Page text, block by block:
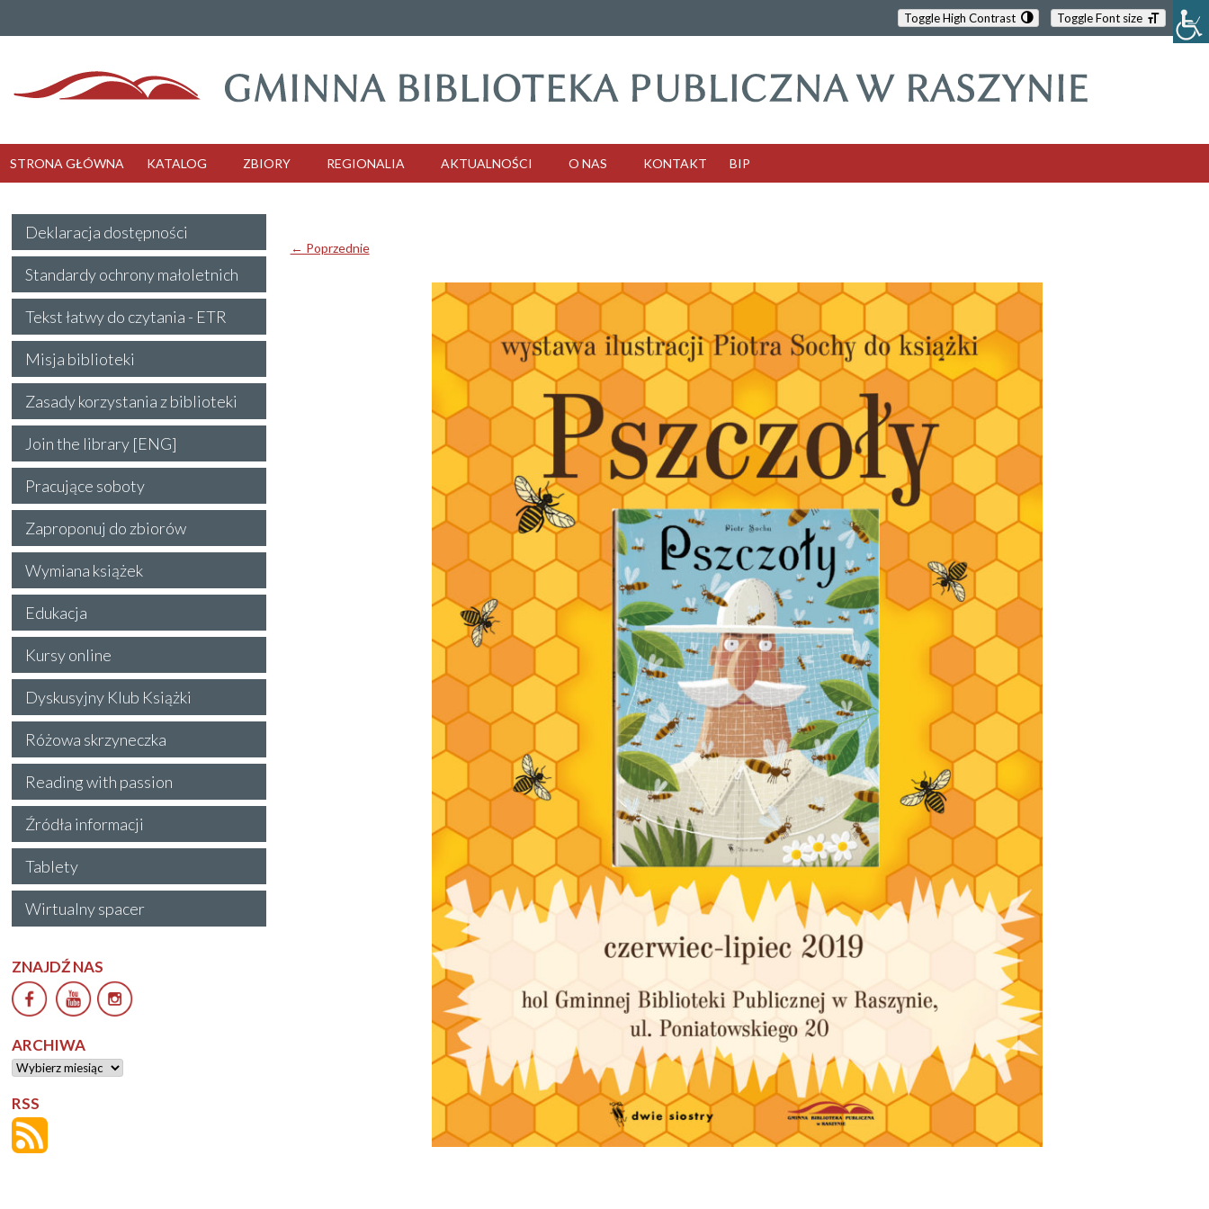
Toggle High Contrast Toggle Font size
STRONA GŁÓWNA KATALOG ZBIORY REGIONALIA AKTUALNOŚCI O NAS KONTAKT BIP
← Poprzednie
Deklaracja dostępności
Standardy ochrony małoletnich
Tekst łatwy do czytania - ETR
Misja biblioteki
Zasady korzystania z biblioteki
Join the library [ENG]
Pracujące soboty
Zaproponuj do zbiorów
Wymiana książek
Edukacja
Kursy online
Dyskusyjny Klub Książki
Różowa skrzyneczka
Reading with passion
Źródła informacji
Tablety
Wirtualny spacer
ZNAJDŹ NAS
ARCHIWA
Archiwa
RSS